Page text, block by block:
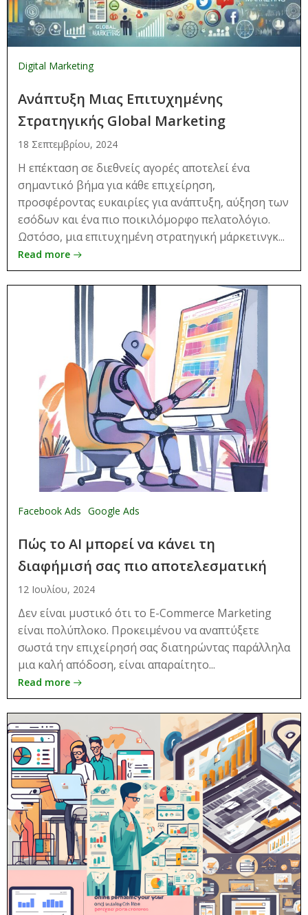
Digital Marketing
Ανάπτυξη Μιας Επιτυχημένης
Στρατηγικής Global Marketing
18 Σεπτεμβρίου, 2024
Η επέκταση σε διεθνείς αγορές αποτελεί ένα
σημαντικό βήμα για κάθε επιχείρηση,
προσφέροντας ευκαιρίες για ανάπτυξη, αύξηση των
εσόδων και ένα πιο ποικιλόμορφο πελατολόγιο.
Ωστόσο, μια επιτυχημένη στρατηγική μάρκετινγκ...
Read more
Facebook Ads Google Ads
Πώς το AI μπορεί να κάνει τη
διαφήμισή σας πιο αποτελεσματική
12 Ιουλίου, 2024
Δεν είναι μυστικό ότι το E-Commerce Marketing
είναι πολύπλοκο. Προκειμένου να αναπτύξετε
σωστά την επιχείρησή σας διατηρώντας παράλληλα
μια καλή απόδοση, είναι απαραίτητο...
Read more